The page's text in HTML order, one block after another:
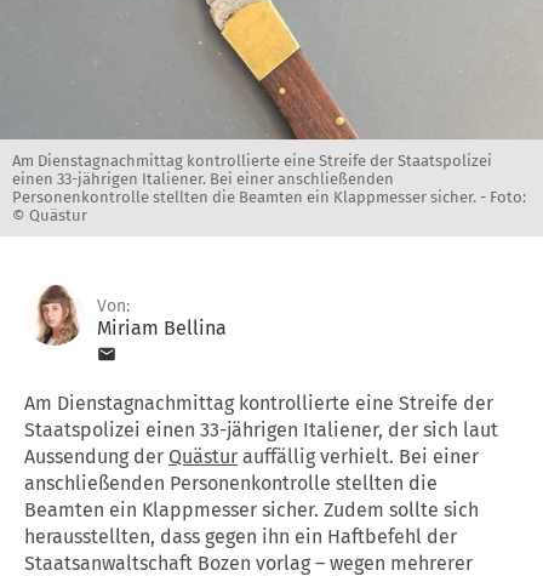
Am Dienstagnachmittag kontrollierte eine Streife der Staatspolizei
einen 33-jährigen Italiener. Bei einer anschließenden
Personenkontrolle stellten die Beamten ein Klappmesser sicher. - Foto:
© Quästur
Von:
Miriam Bellina
Am Dienstagnachmittag kontrollierte eine Streife der
Staatspolizei einen 33-jährigen Italiener, der sich laut
Aussendung der Quästur auffällig verhielt. Bei einer
anschließenden Personenkontrolle stellten die
Beamten ein Klappmesser sicher. Zudem sollte sich
herausstellten, dass gegen ihn ein Haftbefehl der
Staatsanwaltschaft Bozen vorlag – wegen mehrerer